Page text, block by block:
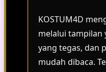
KOSTUM4D
melalui tampilan
yang tegas, dan
mudah dibaca.